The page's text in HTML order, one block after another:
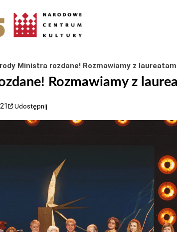
Ministra rozdane! Rozmawiamy z
Rozmawiamy z
Udostępnij